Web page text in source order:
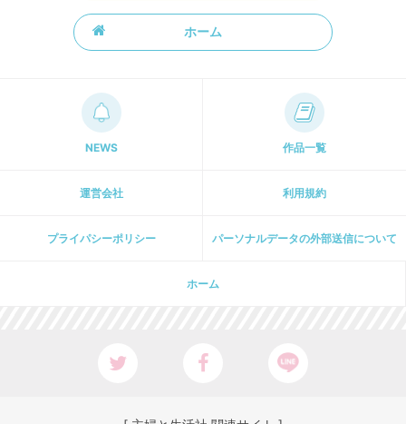
ホーム
NEWS 作品一覧
運営会社 利用規約
プライパシーポリシー パーソナルデータの外部送信について
ホーム